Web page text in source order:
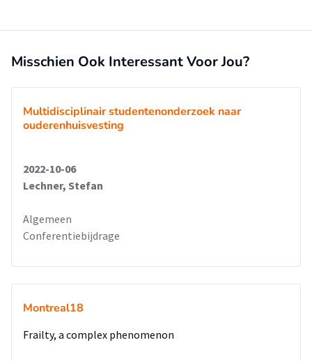
Misschien Ook Interessant Voor Jou?
Multidisciplinair studentenonderzoek naar
ouderenhuisvesting
2022-10-06
Lechner, Stefan
Algemeen
Conferentiebijdrage
Montreal18
Frailty, a complex phenomenon